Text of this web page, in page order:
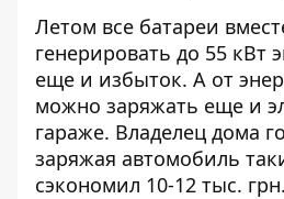
Летом все батареи
генерировать до 55 кВт
еще и избыток. А от
можно заряжать еще и
гараже. Владелец дома
заряжая автомобиль
сэкономил 10-12 тыс. грн.